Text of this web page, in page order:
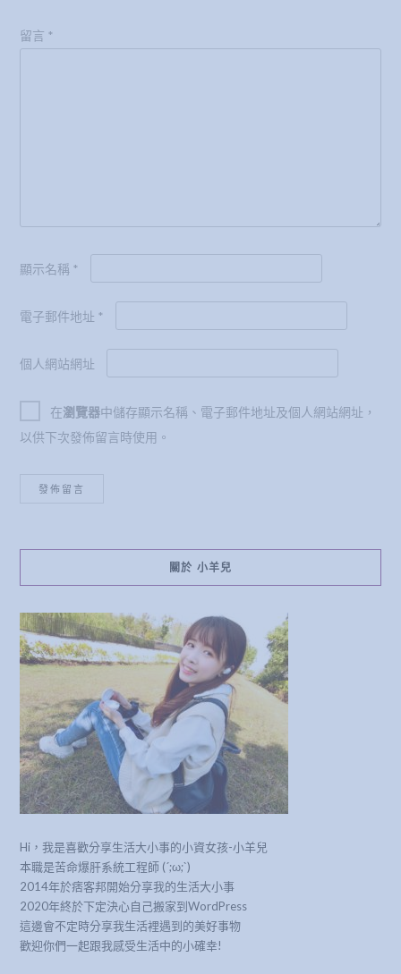
留言 *
顯示名稱 *
電子郵件地址 *
個人網站網址
在瀏覽器中儲存顯示名稱、電子郵件地址及個人網站網址，
以供下次發佈留言時使用。
關於 小羊兒
Hi，我是喜歡分享生活大小事的小資女孩-小羊兒
本職是苦命爆肝系統工程師 (´;ω;`)
2014年於痞客邦開始分享我的生活大小事
2020年終於下定決心自己搬家到WordPress
這邊會不定時分享我生活裡遇到的美好事物
歡迎你們一起跟我感受生活中的小確幸!